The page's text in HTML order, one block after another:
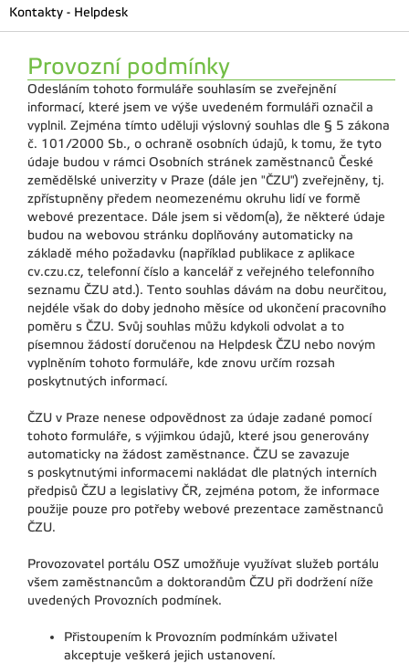
Kontakty - Helpdesk
Provozní podmínky
Odesláním tohoto formuláře souhlasím se zveřejnění
informací, které jsem ve výše uvedeném formuláři označil a
vyplnil. Zejména tímto uděluji výslovný souhlas dle § 5 zákona
č. 101/2000 Sb., o ochraně osobních údajů, k tomu, že tyto
údaje budou v rámci Osobních stránek zaměstnanců České
zemědělské univerzity v Praze (dále jen "ČZU") zveřejněny, tj.
zpřístupněny předem neomezenému okruhu lidí ve formě
webové prezentace. Dále jsem si vědom(a), že některé údaje
budou na webovou stránku doplňovány automaticky na
základě mého požadavku (například publikace z aplikace
cv.czu.cz, telefonní číslo a kancelář z veřejného telefonního
seznamu ČZU atd.). Tento souhlas dávám na dobu neurčitou,
nejdéle však do doby jednoho měsíce od ukončení pracovního
poměru s ČZU. Svůj souhlas můžu kdykoli odvolat a to
písemnou žádostí doručenou na Helpdesk ČZU nebo novým
vyplněním tohoto formuláře, kde znovu určím rozsah
poskytnutých informací.
ČZU v Praze nenese odpovědnost za údaje zadané pomocí
tohoto formuláře, s výjimkou údajů, které jsou generovány
automaticky na žádost zaměstnance. ČZU se zavazuje
s poskytnutými informacemi nakládat dle platných interních
předpisů ČZU a legislativy ČR, zejména potom, že informace
použije pouze pro potřeby webové prezentace zaměstnanců
ČZU.
Provozovatel portálu OSZ umožňuje využívat služeb portálu
všem zaměstnancům a doktorandům ČZU při dodržení níže
uvedených Provozních podmínek.
Přistoupením k Provozním podmínkám uživatel
akceptuje veškerá jejich ustanovení.